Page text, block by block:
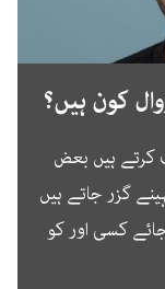
کون ہیں؟
کرتے ہیں بعض
گزر جاتے ہیں
کسی اور کو